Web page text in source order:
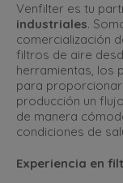
Venfilter es tu
industriales.
comercialización
filtros de aire
herramientas, los
para
producción un
de manera
condiciones de
Experiencia en